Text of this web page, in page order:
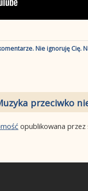
Nie ignoruję Cię.
przeciwko
opublikowana przez